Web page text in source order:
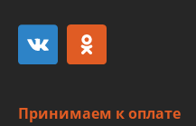
Принимаем к оплате